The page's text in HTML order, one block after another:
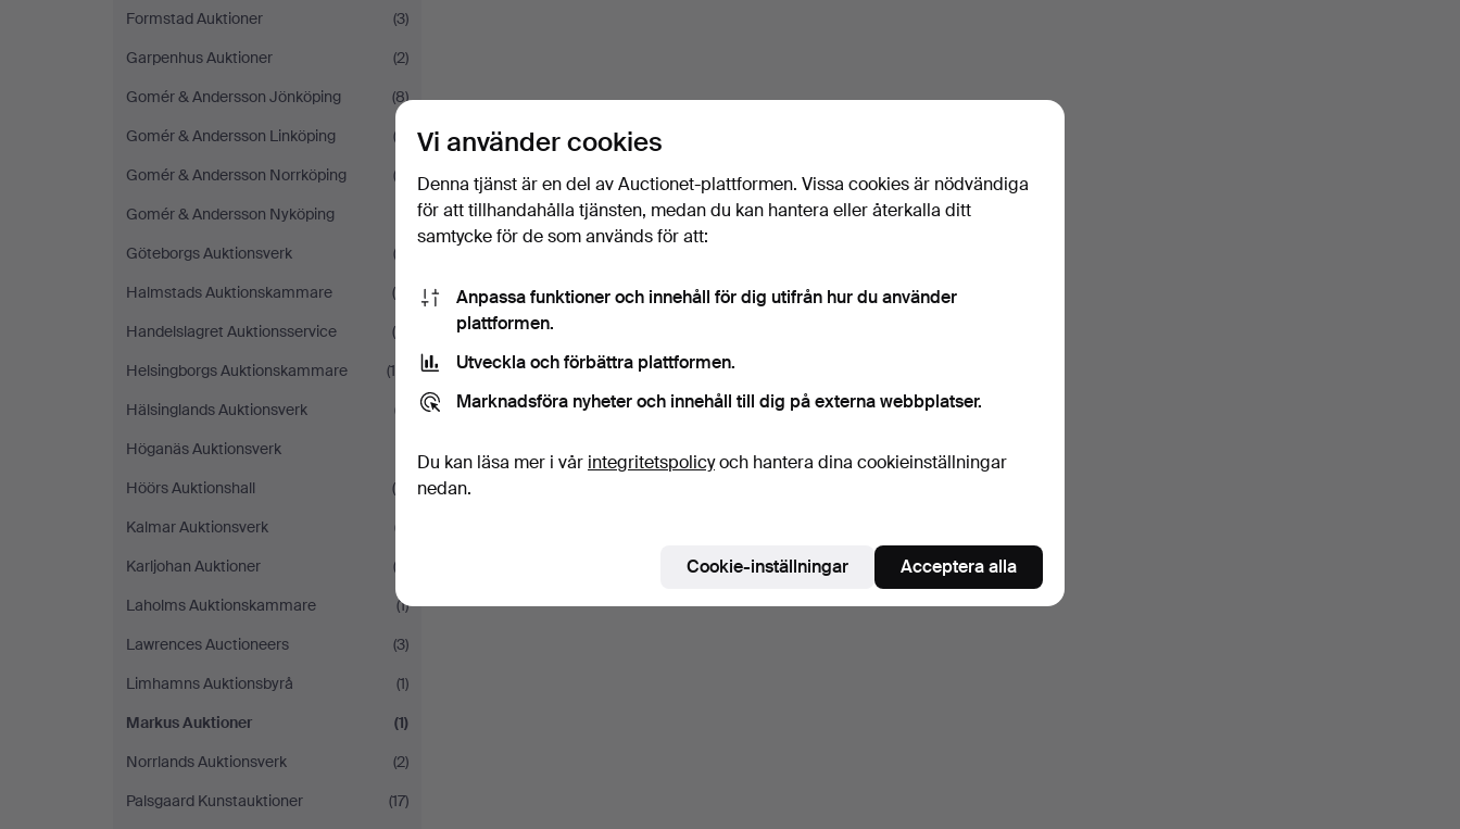
Formstad Auktioner
(3)
Garpenhus Auktioner
(2)
Gomér & Andersson Jönköping
(8)
Gomér & Andersson Linköping
(3)
Gomér & Andersson Norrköping
(3)
Gomér & Andersson Nyköping
Göteborgs Auktionsverk
(2)
Halmstads Auktionskammare
(9)
Handelslagret Auktionsservice
(5)
Helsingborgs Auktionskammare
(15)
Hälsinglands Auktionsverk
(7)
Höganäs Auktionsverk
Höörs Auktionshall
(5)
Kalmar Auktionsverk
(7)
Karljohan Auktioner
(3)
Laholms Auktionskammare
(1)
Lawrences Auctioneers
(3)
Limhamns Auktionsbyrå
(1)
Markus Auktioner
(1)
Norrlands Auktionsverk
(2)
Palsgaard Kunstauktioner
(17)
Vi använder cookies
Denna tjänst är en del av Auctionet-plattformen. Vissa cookies är nödvändiga
för att tillhandahålla tjänsten, medan du kan hantera eller återkalla ditt
samtycke för de som används för att:
Anpassa funktioner och innehåll för dig utifrån hur du använder
plattformen.
Utveckla och förbättra plattformen.
Marknadsföra nyheter och innehåll till dig på externa webbplatser.
Du kan läsa mer i vår integritetspolicyoch hantera dina cookieinställningar
nedan.
Cookie-inställningar Acceptera alla